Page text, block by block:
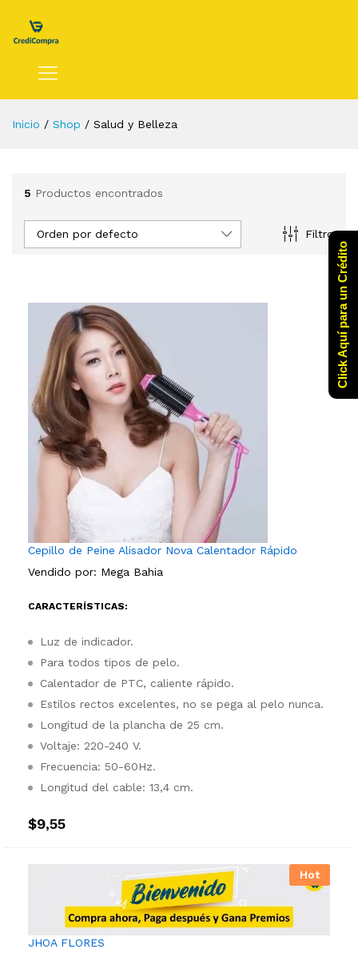
Inicio / Shop / Salud y Belleza
5 Productos encontrados
Filtro
Orden por defecto
Cepillo de Peine Alisador Nova Calentador Rápido
Vendido por: Mega Bahia
CARACTERÍSTICAS:
Luz de indicador.
Para todos tipos de pelo.
Calentador de PTC, caliente rápido.
Estilos rectos excelentes, no se pega al pelo nunca.
Longitud de la plancha de 25 cm.
Voltaje: 220-240 V.
Frecuencia: 50-60Hz.
Longitud del cable: 13,4 cm.
$9,55
Hot
JHOA FLORES
Click Aquí para un Crédito